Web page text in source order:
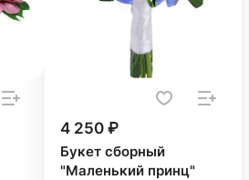
4 250 ₽
Букет сборный
"Маленький принц"